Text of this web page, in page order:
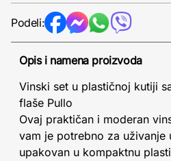
Podeli:
Opis i namena proizvoda
Vinski set u plastičnoj kutiji
flaše Pullo
Ovaj praktičan i moderan
vam je potrebno za uživanje
upakovan u kompaktnu